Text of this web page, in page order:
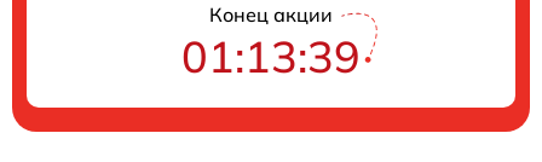
Конец акции
01:13:38